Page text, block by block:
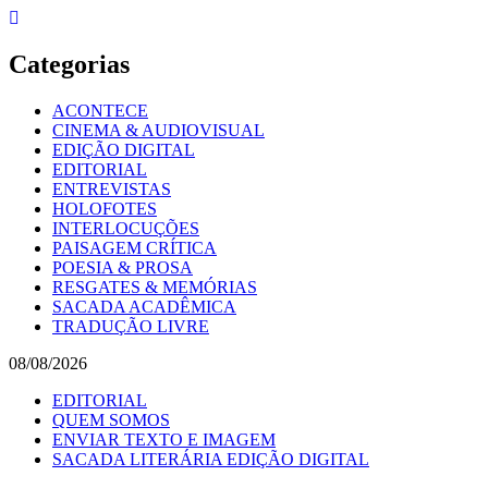
Skip
content
Categorias
ACONTECE
CINEMA & AUDIOVISUAL
EDIÇÃO DIGITAL
EDITORIAL
ENTREVISTAS
HOLOFOTES
INTERLOCUÇÕES
PAISAGEM CRÍTICA
POESIA & PROSA
RESGATES & MEMÓRIAS
SACADA ACADÊMICA
TRADUÇÃO LIVRE
08/08/2026
EDITORIAL
QUEM SOMOS
ENVIAR TEXTO E IMAGEM
SACADA LITERÁRIA EDIÇÃO DIGITAL